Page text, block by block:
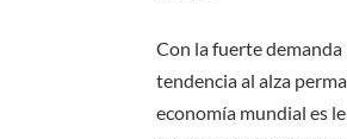
Con la fuerte
tendencia al alza
economía mundial es